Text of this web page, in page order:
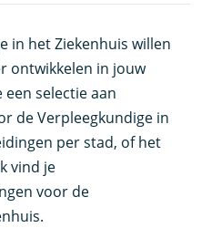
in het Ziekenhuis willen
ontwikkelen in jouw
selectie aan
de Verpleegkundige in
per stad, of het
vind je
voor de